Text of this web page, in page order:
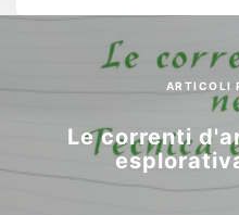
ARTICOLI
Le correnti